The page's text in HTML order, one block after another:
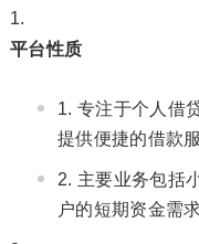
平台性质
专注于个人借
提供便捷的借款服
主要业务包括
户的短期资金需求